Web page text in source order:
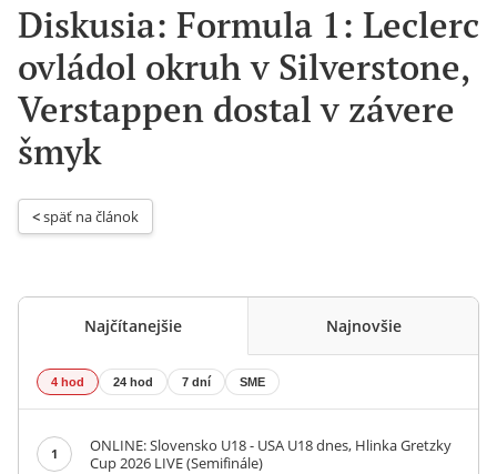
Diskusia: Formula 1: Leclerc
ovládol okruh v Silverstone,
Verstappen dostal v závere
šmyk
< späť na článok
Najčítanejšie Najnovšie
4 hod 24 hod 7 dní SME
1
ONLINE: Slovensko U18 - USA U18 dnes, Hlinka Gretzky
Cup 2026 LIVE (Semifinále)